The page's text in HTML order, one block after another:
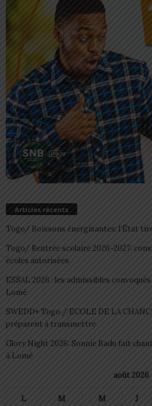
Articles récents
Togo/ Boissons énergisantes: l’État
Togo/ Rentrée scolaire 2026-2027:
écoles autorisées
ESSAL 2026 : les admissibles
Lomé
SWEDD+ Togo / ECOLE DE LA
préparent à transmettre
Glory Night 2026: Sonnie Badu fait
à Lomé
août 2026
L M M J